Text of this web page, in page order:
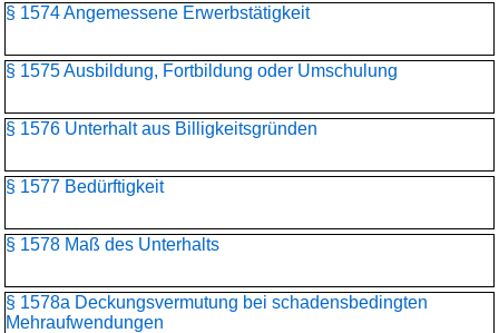
§ 1574 Angemessene Erwerbstätigkeit
§ 1575 Ausbildung, Fortbildung oder Umschulung
§ 1576 Unterhalt aus Billigkeitsgründen
§ 1577 Bedürftigkeit
§ 1578 Maß des Unterhalts
§ 1578a Deckungsvermutung bei schadensbedingten
Mehraufwendungen